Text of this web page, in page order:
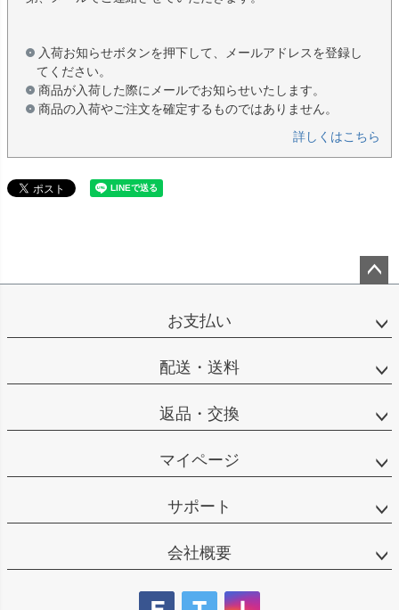
入荷お知らせボタンを押下して、メールアドレスを登録し
てください。
商品が入荷した際にメールでお知らせいたします。
商品の入荷やご注文を確定するものではありません。
詳しくはこちら
ップ
お支払い
配送・送料
返品・交換
マイページ
サポート
会社概要